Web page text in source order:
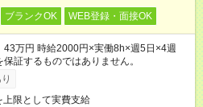
ブランクOK WEB登録・面接OK
万円 時給2000円×実働8h×週5日×4週
証するものではありません。
上限として実費支給